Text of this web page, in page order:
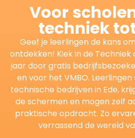
Voor
techniek
Geef je leerlingen de kans
ontdekken! Kiek in de
jaar door gratis
en voor het VMBO.
technische bedrijven in Ede,
de schermen en mogen zelf
praktische opdracht. Zo
verrassend de wereld